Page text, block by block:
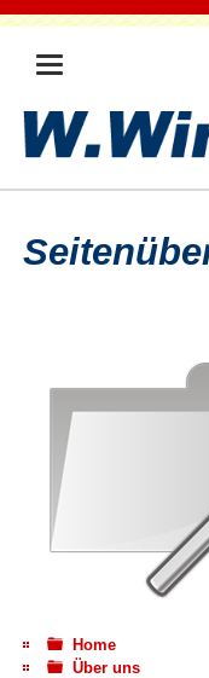
Home
Über uns